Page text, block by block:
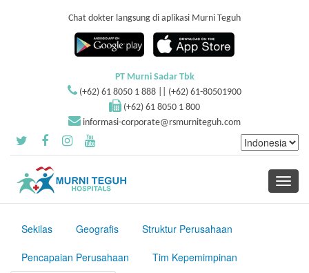
Chat dokter langsung di aplikasi Murni Teguh
PT Murni Sadar Tbk
(+62) 61 8050 1 888 || (+62) 61-80501900
(+62) 61 8050 1 800
informasi-corporate@rsmurniteguh.com
Toggle
Sekilas Geografis Struktur Perusahaan
Pencapaian Perusahaan Tim Kepemimpinan